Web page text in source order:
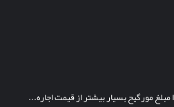
مبلغ مورگیح بسیار بیشتر از قیمت اجاره...